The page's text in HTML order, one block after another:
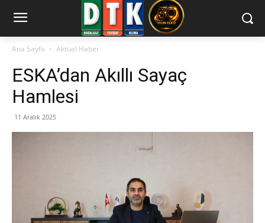
Ana Sayfa Aktüel Haber
ESKA’dan Akıllı Sayaç
Hamlesi
11 Aralık 2025